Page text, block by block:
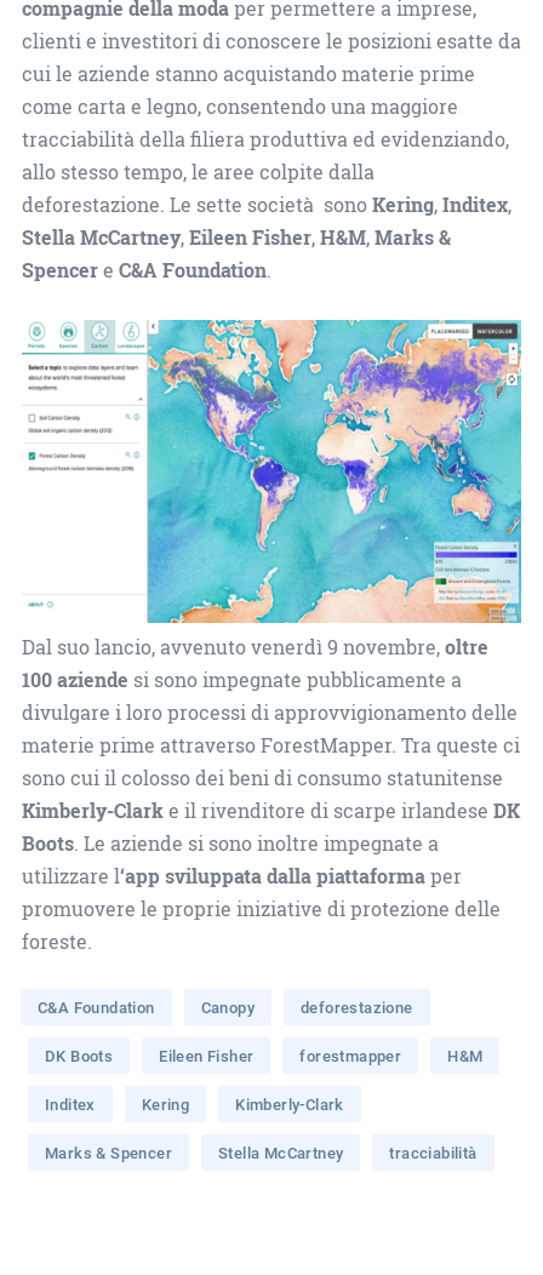
compagnie della modaper permettere a imprese,
clienti e investitori di conoscere le posizioni esatte da
cui le aziende stanno acquistando materie prime
come carta e legno, consentendo una maggiore
tracciabilità della filiera produttiva ed evidenziando,
allo stesso tempo, le aree colpite dalla
deforestazione. Le sette società sonoKering,Inditex,
Stella McCartney,Eileen Fisher,H&M,Marks &
Spencere C&A Foundation.
Dal suo lancio, avvenuto venerdì 9 novembre,oltre
100 aziende si sono impegnate pubblicamente a
divulgare i loro processi di approvvigionamento delle
materie prime attraverso ForestMapper. Tra queste ci
sono cui il colosso dei beni di consumo statunitense
Kimberly-Clarke il rivenditore di scarpe irlandese DK
Boots. Le aziende si sono inoltre impegnate a
utilizzare l‘app sviluppata dalla piattaformaper
promuovere le proprie iniziative di protezione delle
foreste.
C&A Foundation Canopy deforestazione
DK Boots Eileen Fisher forestmapper H&M
Inditex Kering Kimberly-Clark
Marks & Spencer Stella McCartney tracciabilità